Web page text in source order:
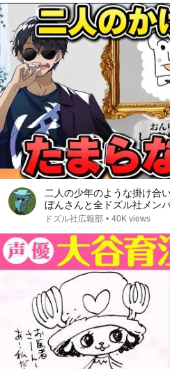
二人の少年のような掛け合
ぼんさんと全ドズル社メン
まとめ！！！【切り抜き】
ドズル社広報部 • 40K views